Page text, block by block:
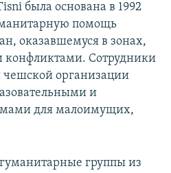
была основана в 1992
помощь
оказавшемуся в зонах,
Сотрудники
организации
и
для малоимущих,
группы из